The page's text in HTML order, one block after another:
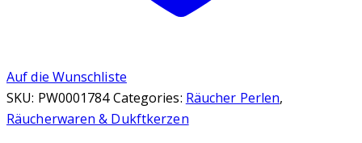
Auf die Wunschliste
SKU: PW0001784 Categories: Räucher Perlen,
Räucherwaren & Dukftkerzen